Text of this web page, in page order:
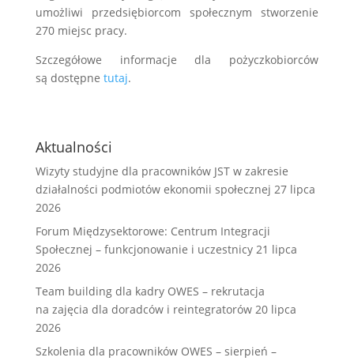
umożliwi przedsiębiorcom społecznym stworzenie
270 miejsc pracy.
Szczegółowe informacje dla pożyczkobiorców
są dostępne tutaj.
Aktualności
Wizyty studyjne dla pracowników JST w zakresie
działalności podmiotów ekonomii społecznej 27 lipca
2026
Forum Międzysektorowe: Centrum Integracji
Społecznej – funkcjonowanie i uczestnicy 21 lipca
2026
Team building dla kadry OWES – rekrutacja
na zajęcia dla doradców i reintegratorów 20 lipca
2026
Szkolenia dla pracowników OWES – sierpień –